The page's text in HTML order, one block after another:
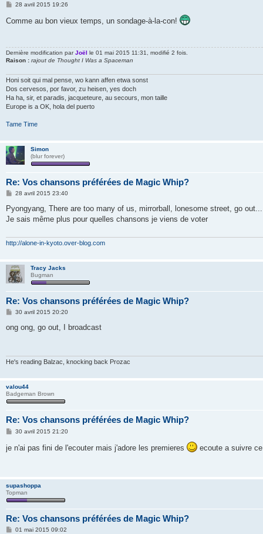
M
s
e
28 avril 2015 19:26
Comme au bon vieux temps, un sondage-à-la-con!
Dernière modification parJoël le 01 mai 2015 11:31, modifié 2 fois.
Raison : rajout de Thought I Was a Spaceman
Honi soit qui mal pense, wo kann affen etwa sonst
Dos cervesos, por favor, zu heisen, yes doch
Ha ha, sir, et paradis, jacqueteure, au secours, mon taille
Europe is a OK, hola del puerto
Tame Time
Simon
(blur forever)
Re: Vos chansons préférées de Magic Whip?
M
s
s
a
28 avril 2015 23:40
Pyongyang, There are too many of us, mirrorball, lonesome street, go out...
Je sais même plus pour quelles chansons je viens de voter
http://alone-in-kyoto.over-blog.com
Tracy Jacks
Bugman
Re: Vos chansons préférées de Magic Whip?
M
s
s
30 avril 2015 20:20
ong ong, go out, I broadcast
He's reading Balzac, knocking back Prozac
valou44
Badgeman Brown
Re: Vos chansons préférées de Magic Whip?
M
s
30 avril 2015 21:20
je n'ai pas fini de l'ecouter mais j'adore les premieres ecoute a suivre
supashoppa
Topman
Re: Vos chansons préférées de Magic Whip?
M01 mai 2015 09:02